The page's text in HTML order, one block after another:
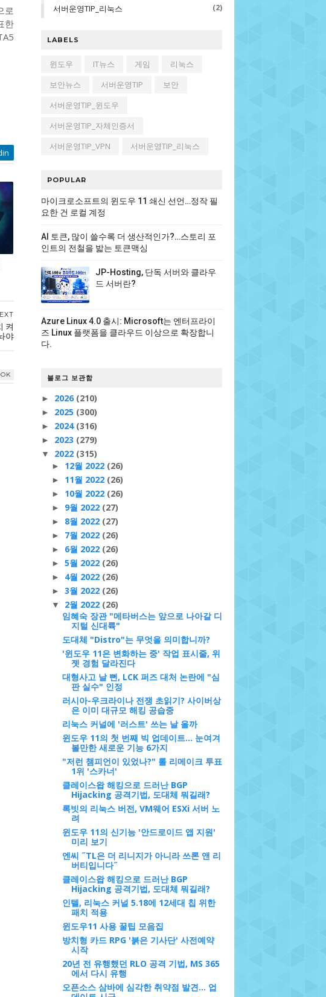
로
한
켜
야
서버운영TIP_리눅스 (2)
LABELS
윈도우 IT뉴스 게임
리눅스
보안뉴스
서버운영TIP
보안
서버운영TIP_윈도우
서버운영TIP_자체인증서
서버운영TIP_VPN
서버운영TIP_리눅스
POPULAR
마이크로소프트의 윈도우 11 쇄신 선언…정작 필
요한 건 로컬 계정
AI 토큰, 많이 쓸수록 더 생산적인가?…스토리 포
인트의 전철을 밟는 토큰맥싱
JP-Hosting, 단독 서버와 클라우
드 서버란?
Azure Linux 4.0 출시: Microsoft는 엔터프라이
즈 Linux 플랫폼을 클라우드 이상으로 확장합니
다.
블로그 보관함
► 2026 (210)
► 2025 (300)
► 2024 (316)
► 2023 (279)
▼ 2022 (315)
► 12월 2022 (26)
► 11월 2022 (26)
► 10월 2022 (26)
► 9월 2022 (27)
► 8월 2022 (27)
► 7월 2022 (26)
► 6월 2022 (26)
► 5월 2022 (26)
► 4월 2022 (26)
► 3월 2022 (26)
▼ 2월 2022 (26)
임혜숙 장관 "메타버스는 앞으로 나아갈 디
지털 신대륙"
도대체 "Distro"는 무엇을 의미합니까?
'윈도우 11은 변화하는 중' 작업 표시줄, 위
젯 경험 달라진다
대형사고 날 뻔, LCK 퍼즈 대처 논란에 "심
판 실수" 인정
러시아-우크라이나 전쟁 초읽기? 사이버상
은 이미 대규모 해킹 공습중
리눅스 커널에 '러스트' 쓰는 날 올까
윈도우 11의 첫 번째 빅 업데이트… 눈여겨
볼만한 새로운 기능 6가지
"저런 챔피언이 있었나?" 롤 리메이크 투표
1위 '스카너'
클레이스왑 해킹으로 드러난 BGP
Hijacking 공격기법, 도대체 뭐길래?
록빗의 리눅스 버전, VM웨어 ESXi 서버 노
려
윈도우 11의 신기능 '안드로이드 앱 지원'
미리 보기
엔씨 ˝TL은 더 리니지가 아니라 쓰론 앤 리
버티입니다˝
클레이스왑 해킹으로 드러난 BGP
Hijacking 공격기법, 도대체 뭐길래?
인텔, 리눅스 커널 5.18에 12세대 칩 위한
패치 적용
윈도우11 사용 꿀팁 모음집
방치형 카드 RPG '붉은 기사단' 사전예약
시작
20년 전 유행했던 RLO 공격 기법, MS 365
에서 다시 유행
오픈소스 삼바에 심각한 취약점 발견... 업